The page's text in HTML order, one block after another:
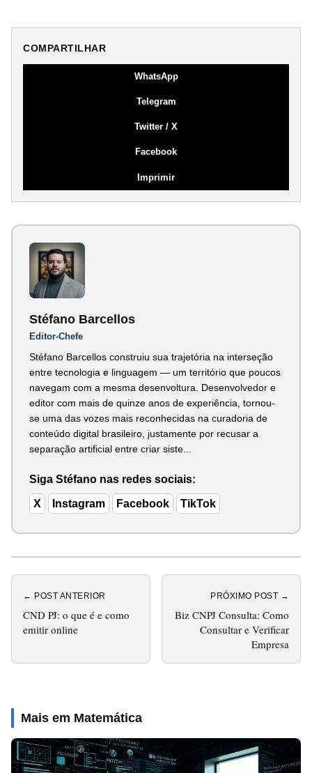
COMPARTILHAR
WhatsApp
Telegram
Twitter / X
Facebook
Imprimir
Stéfano Barcellos
Editor-Chefe
Stéfano Barcellos construiu sua trajetória na interseção
entre tecnologia e linguagem — um território que poucos
navegam com a mesma desenvoltura. Desenvolvedor e
editor com mais de quinze anos de experiência, tornou-
se uma das vozes mais reconhecidas na curadoria de
conteúdo digital brasileiro, justamente por recusar a
separação artificial entre criar siste...
Siga Stéfano nas redes sociais:
X Instagram Facebook TikTok
← POST ANTERIOR
CND PJ: o que é e como
emitir online
PRÓXIMO POST →
Biz CNPJ Consulta: Como
Consultar e Verificar
Empresa
Mais em Matemática